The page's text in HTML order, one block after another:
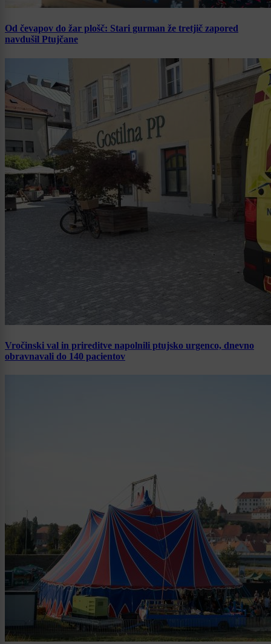
Od čevapov do žar plošč: Stari gurman že tretjič zapored
navdušil Ptujčane
Vročinski val in prireditve napolnili ptujsko urgenco, dnevno
obravnavali do 140 pacientov